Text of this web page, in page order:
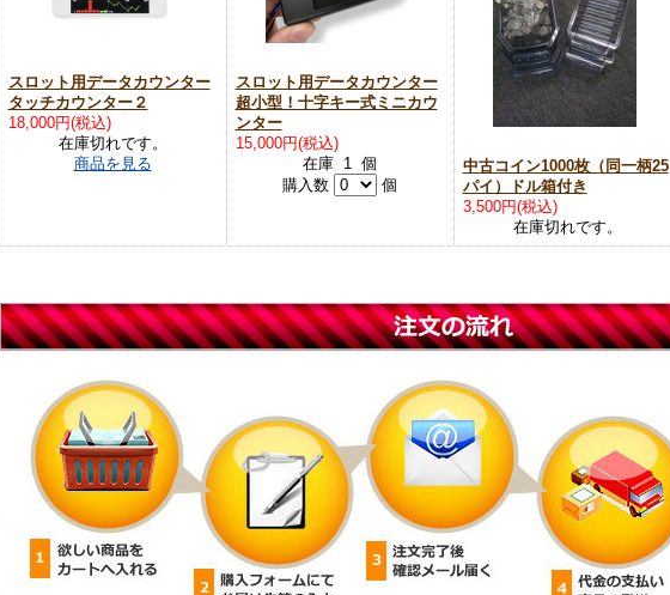
スロット用データカウンター
タッチカウンター２
18,000円(税込)
在庫切れです。
商品を見る
スロット用データカウンター
超小型！十字キー式ミニカウ
ンター
15,000円(税込)
在庫 1 個
購入数
個
中古コイン1000枚（同一柄25
パイ）ドル箱付き
3,500円(税込)
在庫切れです。